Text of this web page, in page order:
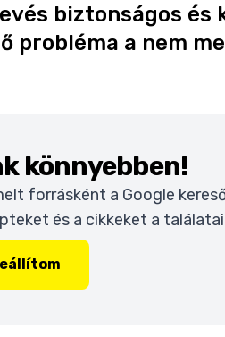
biztonságos és
probléma a nem
könnyebben!
forrásként a Google
és a cikkeket a